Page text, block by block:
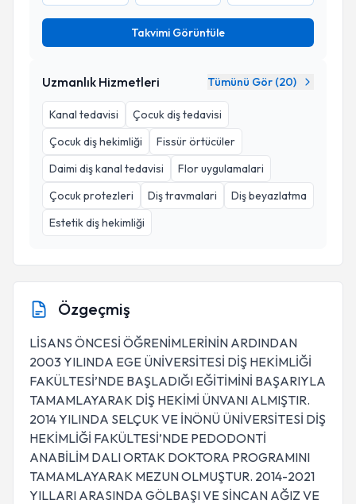
Takvimi Görüntüle
Uzmanlık Hizmetleri Tümünü Gör (20)
Kanal tedavisi
Çocuk diş tedavisi
Çocuk diş hekimliği
Fissür örtücüler
Daimi diş kanal tedavisi
Flor uygulamalari
Çocuk protezleri
Diş travmalari
Diş beyazlatma
Estetik diş hekimliği
Özgeçmiş
LİSANS ÖNCESİ ÖĞRENİMLERİNİN ARDINDAN
2003 YILINDA EGE ÜNİVERSİTESİ DİŞ HEKİMLİĞİ
FAKÜLTESİ’NDE BAŞLADIĞI EĞİTİMİNİ BAŞARIYLA
TAMAMLAYARAK DİŞ HEKİMİ ÜNVANI ALMIŞTIR.
2014 YILINDA SELÇUK VE İNÖNÜ ÜNİVERSİTESİ DİŞ
HEKİMLİĞİ FAKÜLTESİ’NDE PEDODONTİ
ANABİLİM DALI ORTAK DOKTORA PROGRAMINI
TAMAMLAYARAK MEZUN OLMUŞTUR. 2014-2021
YILLARI ARASINDA GÖLBAŞI VE SİNCAN AĞIZ VE